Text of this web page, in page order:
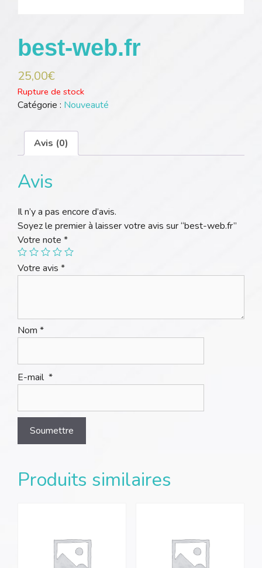
best-web.fr
25,00€
Rupture de stock
Catégorie : Nouveauté
Avis (0)
Avis
Il n’y a pas encore d’avis.
Soyez le premier à laisser votre avis sur “best-web.fr”
Votre note *
Votre avis *
Nom *
E-mail *
Produits similaires